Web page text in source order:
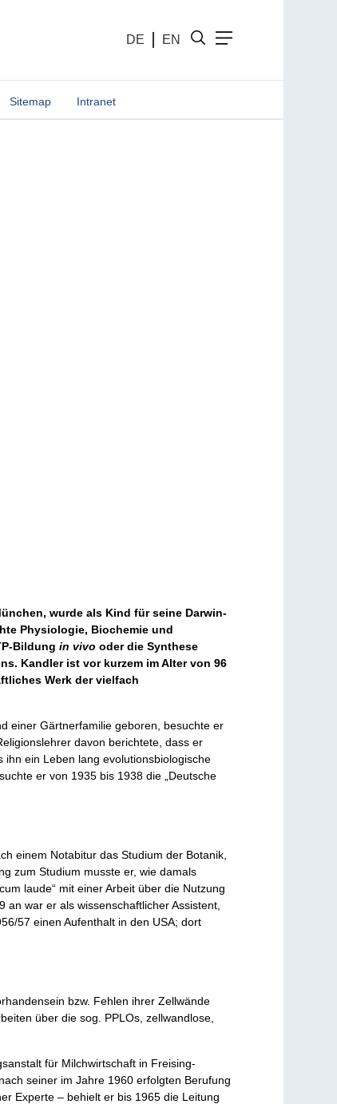
DE EN
Sitemap Intranet
wurde als Kind für seine Darwin-
Physiologie, Biochemie und
Bildung in vivooder die Synthese
Kandler ist vor kurzem im Alter von 96
Werk der vielfach
einer Gärtnerfamilie geboren, besuchte er
davon berichtete, dass er
ein Leben lang evolutionsbiologische
er von 1935 bis 1938 die „Deutsche
einem Notabitur das Studium der Botanik,
zum Studium musste er, wie damals
laude“ mit einer Arbeit über die Nutzung
war er als wissenschaftlicher Assistent,
57 einen Aufenthalt in den USA; dort
bzw. Fehlen ihrer Zellwände
über die sog. PPLOs, zellwandlose,
für Milchwirtschaft in Freising-
seiner im Jahre 1960 erfolgten Berufung
Experte – behielt er bis 1965 die Leitung